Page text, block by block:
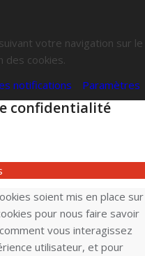
votre navigation sur le
des cookies.
notifications Paramètres
confidentialité
soient mis en place sur
pour nous faire savoir
vous interagissez
utilisateur, et pour